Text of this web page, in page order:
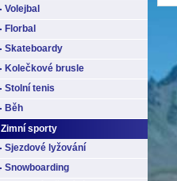
Volejbal
Florbal
Skateboardy
Kolečkové brusle
Stolní tenis
Běh
Zimní sporty
Sjezdové lyžování
Snowboarding